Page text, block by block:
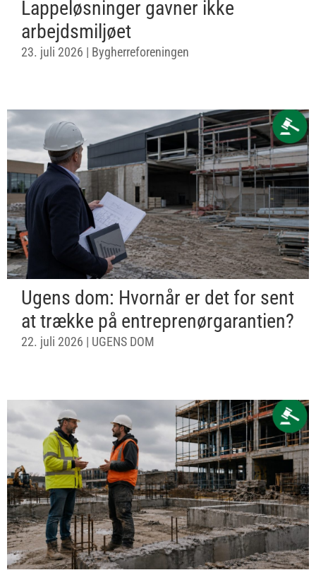
Lappeløsninger gavner ikke
arbejdsmiljøet
23. juli 2026 | Bygherreforeningen
Ugens dom: Hvornår er det for sent
at trække på entreprenørgarantien?
22. juli 2026 | UGENS DOM